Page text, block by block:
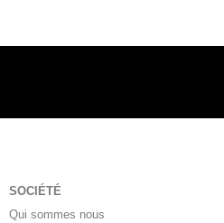
SOCIÉTÉ
Qui sommes nous